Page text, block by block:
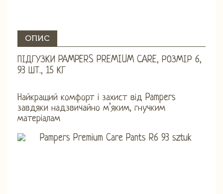
ОПИС
ПІДГУЗКИ PAMPERS PREMIUM CARE, РОЗМІР 6,
93 ШТ., 15 КГ
Найкращий комфорт і захист від Pampers
завдяки надзвичайно м’яким, гнучким
матеріалам